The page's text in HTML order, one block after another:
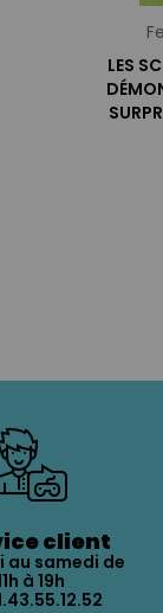
LES
client
au samedi de
à 19h